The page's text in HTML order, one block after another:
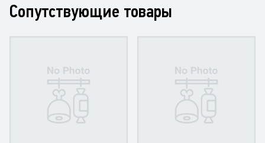
Сопутствующие товары